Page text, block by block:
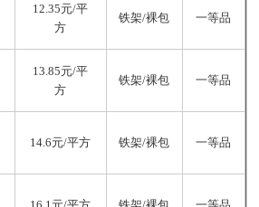
12.35元/平
方
铁架/裸包 一等品
13.85元/平
方
铁架/裸包 一等品
14.6元/平方 铁架/裸包 一等品
16.1元/平方 铁架/裸包 一等品